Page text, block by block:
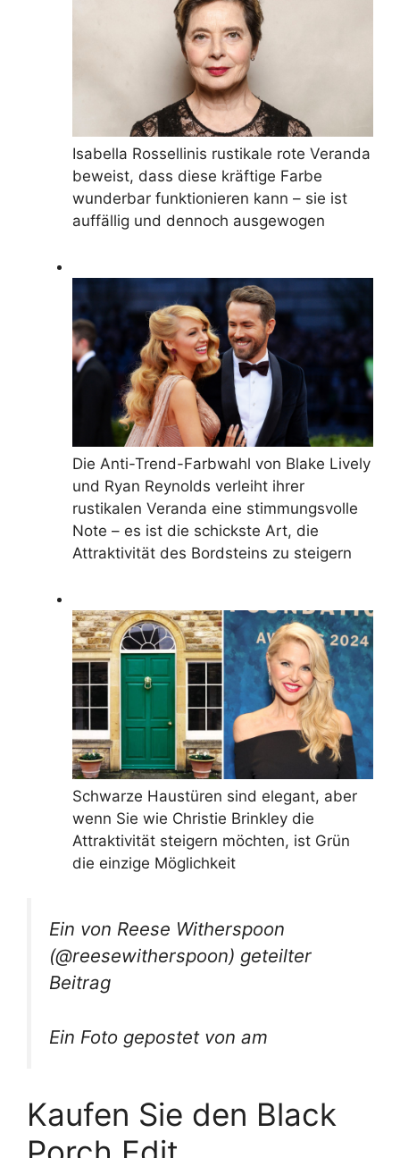
Isabella Rossellinis rustikale rote Veranda
beweist, dass diese kräftige Farbe
wunderbar funktionieren kann – sie ist
auffällig und dennoch ausgewogen
Die Anti-Trend-Farbwahl von Blake Lively
und Ryan Reynolds verleiht ihrer
rustikalen Veranda eine stimmungsvolle
Note – es ist die schickste Art, die
Attraktivität des Bordsteins zu steigern
Schwarze Haustüren sind elegant, aber
wenn Sie wie Christie Brinkley die
Attraktivität steigern möchten, ist Grün
die einzige Möglichkeit
Ein von Reese Witherspoon
(@reesewitherspoon) geteilter
Beitrag
Ein Foto gepostet von am
Kaufen Sie den Black